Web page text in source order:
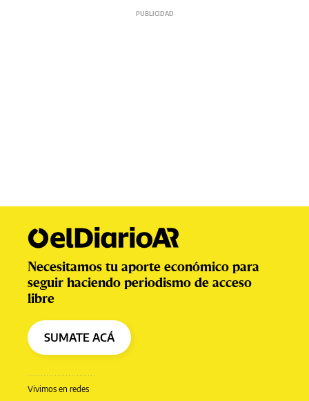
Vivimos en redes
Necesitamos tu aporte económico para
seguir haciendo periodismo de acceso
libre
SUMATE ACÁ